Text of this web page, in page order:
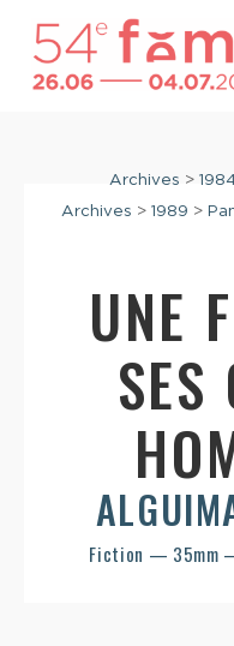
Archives >
Archives > 1989 >
UNE
SES
Fiction — 35mm